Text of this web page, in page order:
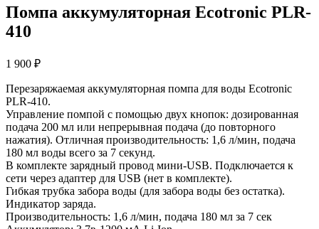
Помпа аккумуляторная Ecotronic PLR-
410
1 900 ₽
Перезаряжаемая аккумуляторная помпа для воды Ecotronic
PLR-410.
Управление помпой с помощью двух кнопок: дозированная
подача 200 мл или непрерывная подача (до повторного
нажатия). Отличная производительность: 1,6 л/мин, подача
180 мл воды всего за 7 секунд.
В комплекте зарядный провод мини-USB. Подключается к
сети через адаптер для USB (нет в комплекте).
Гибкая трубка забора воды (для забора воды без остатка).
Индикатор заряда.
Производительность: 1,6 л/мин, подача 180 мл за 7 сек